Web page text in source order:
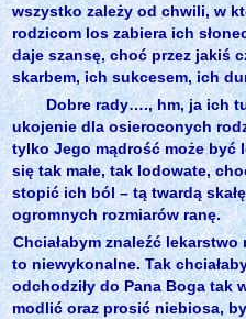
wszystko zależy od chwili, w
rodzicom los zabiera ich
daje szansę, choć przez jakiś
skarbem, ich sukcesem, ich
Dobre rady…., hm, ja ich
ukojenie dla osieroconych
tylko Jego mądrość może być
się tak małe, tak lodowate,
stopić ich ból – tą twardą
ogromnych rozmiarów ranę.
Chciałabym znaleźć
to niewykonalne. Tak
odchodziły do Pana Boga tak
modlić oraz prosić niebiosa,